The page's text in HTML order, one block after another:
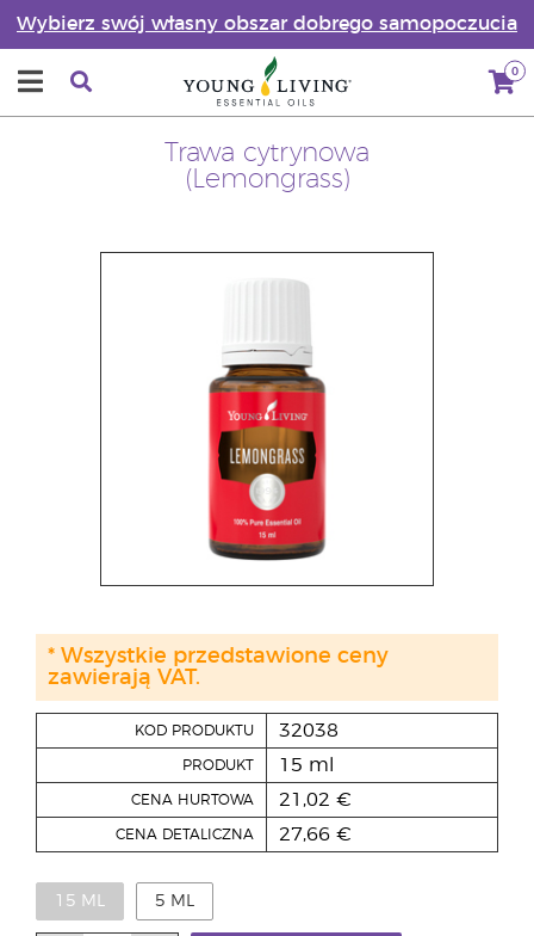
Wybierz swój własny obszar dobrego samopoczucia
0
Trawa cytrynowa
(Lemongrass)
KOD PRODUKTU 32038
PRODUKT 15 ml
CENA HURTOWA 21,02 €
CENA DETALICZNA 27,66 €
15 ML 5 ML
* Wszystkie przedstawione ceny
zawierają VAT.